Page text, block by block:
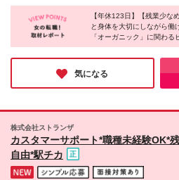
代の多い落ち着いた
方 ★現在、40代～50代の女性メンバーが中心となっ
て活躍中！ 子育てが
6ヶ月あり（期間中の
ん）。
更の範囲)上記を除く
【年休123日】【残業少な
と身体を大切にしながら働
「オーガニック」に関わ
管理も手厚くサポート。オ
期に農家直送の無農薬野菜
も！同世代の40～50代メ
囲気も魅力的でした。経験
気になる
株式会社ストランザ
カスタマーサポート*職種未経験OK*
自由*駅チカ